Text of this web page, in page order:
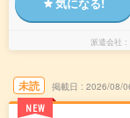
派遣会社
未読
NEW
掲載日 2026/08/